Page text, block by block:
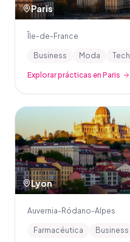
Paris
Île-de-France
Business Moda Tech
Explorar prácticas en Paris
Lyon
Auvernia-Ródano-Alpes
Farmacéutica Business